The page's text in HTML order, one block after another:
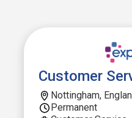
Customer
Nottingham,
Permanent